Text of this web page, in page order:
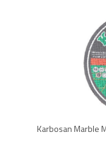
Karbosan Marble